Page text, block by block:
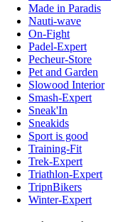
Made in Paradis
Nauti-wave
On-Fight
Padel-Expert
Pecheur-Store
Pet and Garden
Slowood Interior
Smash-Expert
Sneak'In
Sneakids
Sport is good
Training-Fit
Trek-Expert
Triathlon-Expert
TripnBikers
Winter-Expert